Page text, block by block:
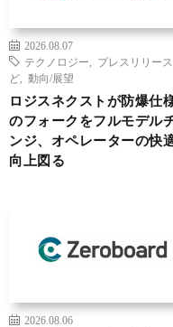
2026.08.07
テクノロジー
プレスリリー
ど
動向/展望
ロジスネクストが防爆仕
のフォークをフルモデル
ンジ、オペレーターの快
向上図る
2026.08.06